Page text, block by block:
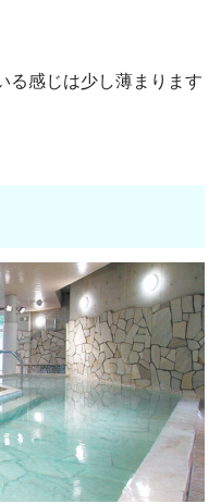
る感じは少し薄まります